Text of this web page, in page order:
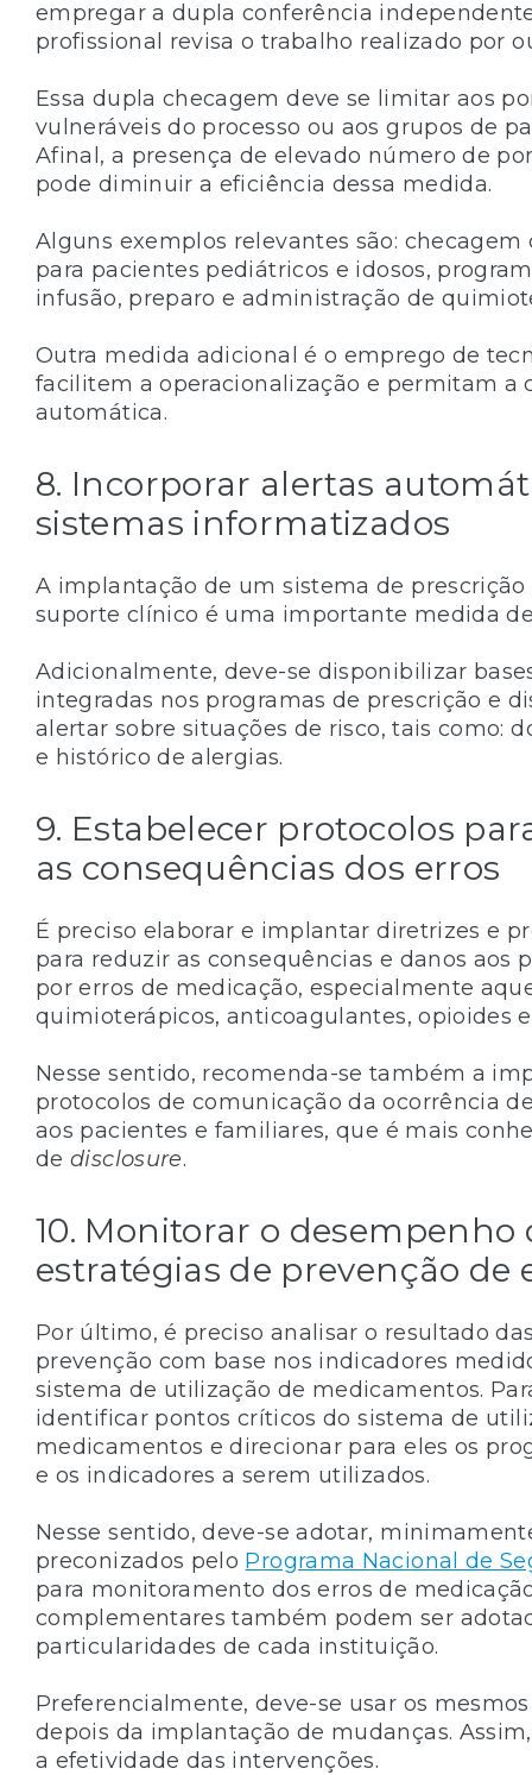
empregar a dupla conferência
profissional revisa o trabalho realizado por
Essa dupla checagem deve se limitar aos
vulneráveis do processo ou aos grupos de
Afinal, a presença de elevado número de
pode diminuir a eficiência dessa medida.
Alguns exemplos relevantes são: checagem
para pacientes pediátricos e idosos,
infusão, preparo e administração de
Outra medida adicional é o emprego de
facilitem a operacionalização e permitam a
automática.
8. Incorporar alertas
sistemas informatizados
A implantação de um sistema de
suporte clínico é uma importante medida
Adicionalmente, deve-se disponibilizar
integradas nos programas de prescrição e
alertar sobre situações de risco, tais como:
e histórico de alergias.
9. Estabelecer protocolos
as consequências dos erros
É preciso elaborar e implantar diretrizes e
para reduzir as consequências e danos aos
por erros de medicação, especialmente
quimioterápicos, anticoagulantes, opioides
Nesse sentido, recomenda-se também a
protocolos de comunicação da ocorrência
aos pacientes e familiares, que é mais
dedisclosure.
10. Monitorar o desempenho
estratégias de prevenção de
Por último, é preciso analisar o resultado
prevenção com base nos indicadores
sistema de utilização de medicamentos.
identificar pontos críticos do sistema de
medicamentos e direcionar para eles os
e os indicadores a serem utilizados.
Nesse sentido, deve-se adotar,
preconizados pelo Programa Nacional de
para monitoramento dos erros de
complementares também podem ser
particularidades de cada instituição.
Preferencialmente, deve-se usar os
depois da implantação de mudanças.
a efetividade das intervenções.